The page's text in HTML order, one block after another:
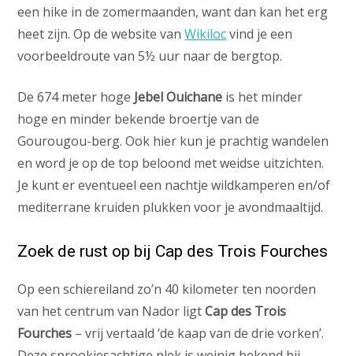
een hike in de zomermaanden, want dan kan het erg
heet zijn. Op de website vanWikilocvind je een
voorbeeldroute van 5½ uur naar de bergtop.
De 674 meter hoge Jebel Ouichane is het minder
hoge en minder bekende broertje van de
Gourougou-berg. Ook hier kun je prachtig wandelen
en word je op de top beloond met weidse uitzichten.
Je kunt er eventueel een nachtje wildkamperen en/of
mediterrane kruiden plukken voor je avondmaaltijd.
Zoek de rust op bij Cap des Trois Fourches
Op een schiereiland zo’n 40 kilometer ten noorden
van het centrum van Nador ligtCap des Trois
Fourches – vrij vertaald ‘de kaap van de drie vorken’.